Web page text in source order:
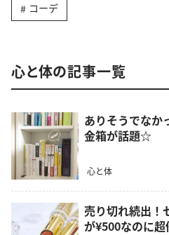
コーデ
心と体の記事一覧
ありそうでなか
金箱が話題☆
心と体
売り切れ続出！
が¥500なのに